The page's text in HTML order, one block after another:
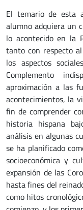
El temario de esta
alumno adquiera un
lo acontecido en la
tanto con respecto
los aspectos
Complemento
aproximación a las
acontecimientos, la
fin de comprender
historia hispana
análisis en algunas
se ha planificado
socioeconómica y
expansión de las
hasta fines del
como hitos